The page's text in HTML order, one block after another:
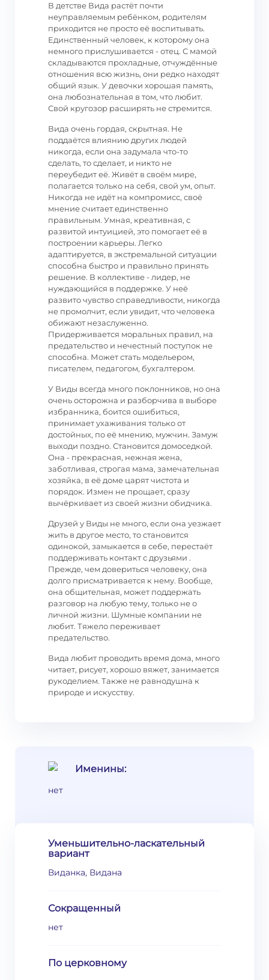
В детстве Вида растёт почти
неуправляемым ребёнком, родителям
приходится не просто её воспитывать.
Единственный человек, к которому она
немного прислушивается - отец. С мамой
складываются прохладные, отчуждённые
отношения всю жизнь, они редко находят
общий язык. У девочки хорошая память,
она любознательная в том, что любит.
Свой кругозор расширять не стремится.
Вида очень гордая, скрытная. Не
поддаётся влиянию других людей
никогда, если она задумала что-то
сделать, то сделает, и никто не
переубедит её. Живёт в своём мире,
полагается только на себя, свой ум, опыт.
Никогда не идёт на компромисс, своё
мнение считает единственно
правильным. Умная, креативная, с
развитой интуицией, это помогает её в
построении карьеры. Легко
адаптируется, в экстремальной ситуации
способна быстро и правильно принять
решение. В коллективе - лидер, не
нуждающийся в поддержке. У неё
развито чувство справедливости, никогда
не промолчит, если увидит, что человека
обижают незаслуженно.
Придерживается моральных правил, на
предательство и нечестный поступок не
способна. Может стать модельером,
писателем, педагогом, бухгалтером.
У Виды всегда много поклонников, но она
очень осторожна и разборчива в выборе
избранника, боится ошибиться,
принимает ухаживания только от
достойных, по её мнению, мужчин. Замуж
выходи поздно. Становится домоседкой.
Она - прекрасная, нежная жена,
заботливая, строгая мама, замечательная
хозяйка, в её доме царят чистота и
порядок. Измен не прощает, сразу
вычёркивает из своей жизни обидчика.
Друзей у Виды не много, если она уезжает
жить в другое место, то становится
одинокой, замыкается в себе, перестаёт
поддерживать контакт с друзьями .
Прежде, чем довериться человеку, она
долго присматривается к нему. Вообще,
она общительная, может поддержать
разговор на любую тему, только не о
личной жизни. Шумные компании не
любит. Тяжело переживает
предательство.
Вида любит проводить время дома, много
читает, рисует, хорошо вяжет, занимается
рукоделием. Также не равнодушна к
природе и искусству.
Именины:
нет
Уменьшительно-ласкательный
вариант
Виданка, Видана
Сокращенный
нет
По церковному